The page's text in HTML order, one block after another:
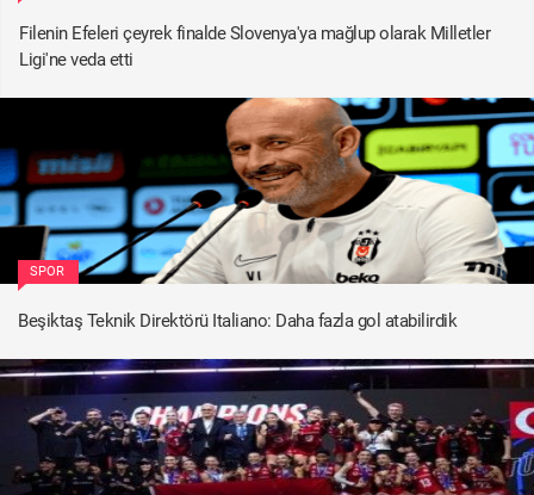
Filenin Efeleri çeyrek finalde Slovenya'ya mağlup olarak Milletler
Ligi'ne veda etti
SPOR
Beşiktaş Teknik Direktörü Italiano: Daha fazla gol atabilirdik